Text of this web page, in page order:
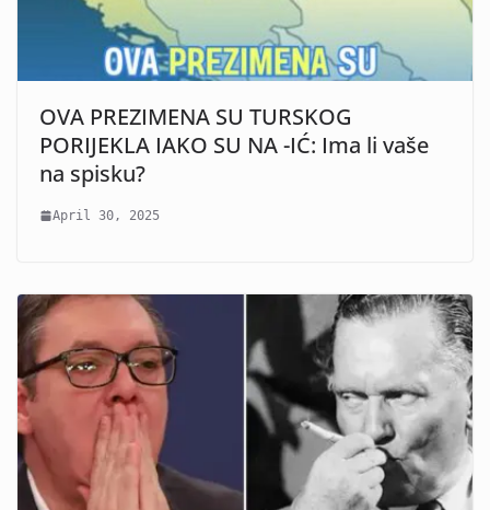
OVA PREZIMENA SU TURSKOG
PORIJEKLA IAKO SU NA -IĆ: Ima li vaše
na spisku?
April 30, 2025